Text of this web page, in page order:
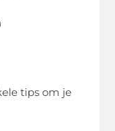
tips om je